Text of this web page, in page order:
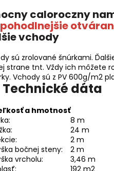
vchody
sú zrolované šnúrkami.
strane tnt. Vždy ich môžete
Vchody sú z PV 600g/m2
Technické dáta
a hmotnosť
8 m
24 m
2 m
bočnej steny:
2 m
vrcholu:
3,46 m